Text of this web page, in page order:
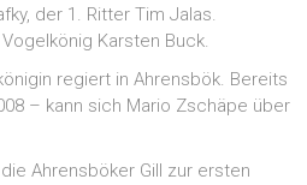
der 1. Ritter Tim Jalas.
Karsten Buck.
regiert in Ahrensbök. Bereits
– kann sich Mario Zschäpe über
Ahrensböker Gill zur ersten